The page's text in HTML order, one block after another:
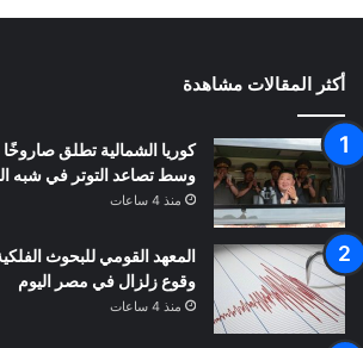
أكثر المقالات مشاهدة
كوريا الشمالية تطلق صاروخًا
وسط تصاعد التوتر في شبه
منذ 4 ساعات
المعهد القومي للبحوث
وقوع زلزال في مصر اليوم
منذ 4 ساعات